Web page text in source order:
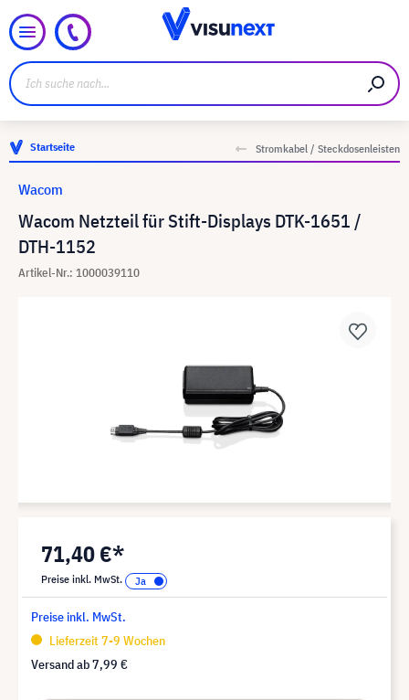
Startseite Stromkabel / Steckdosenleisten
Wacom Netzteil für Stift-Displays DTK-1651 /
DTH-1152
Artikel-Nr.: 1000039110
Wacom
71,40 €*
Preise inkl. MwSt.
Preise inkl. MwSt.
Lieferzeit 7-9 Wochen
Versand ab7,99 €